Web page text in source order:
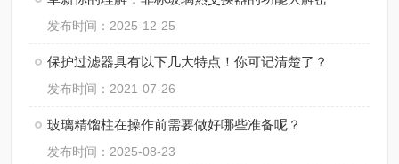
发布时间：2025-12-25
保护过滤器具有以下几大特点！你可记清楚了？
发布时间：2021-07-26
玻璃精馏柱在操作前需要做好哪些准备呢？
发布时间：2025-08-23